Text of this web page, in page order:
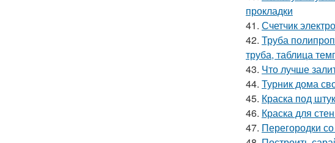
прокладки
41. Счетчик
42. Труба
труба, таблица
43. Что лучше
44. Турник дома
45. Краска под
46. Краска для
47. Перегородки